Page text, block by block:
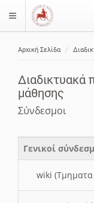
$langMenu
Αρχική Σελίδα
Διαδικτυακά
μάθησης
Σύνδεσμοι
Γενικοί
wiki (Τμηματα